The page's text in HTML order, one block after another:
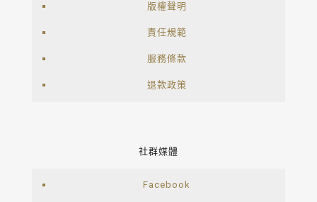
版權聲明
責任規範
服務條款
退款政策
社群媒體
Facebook